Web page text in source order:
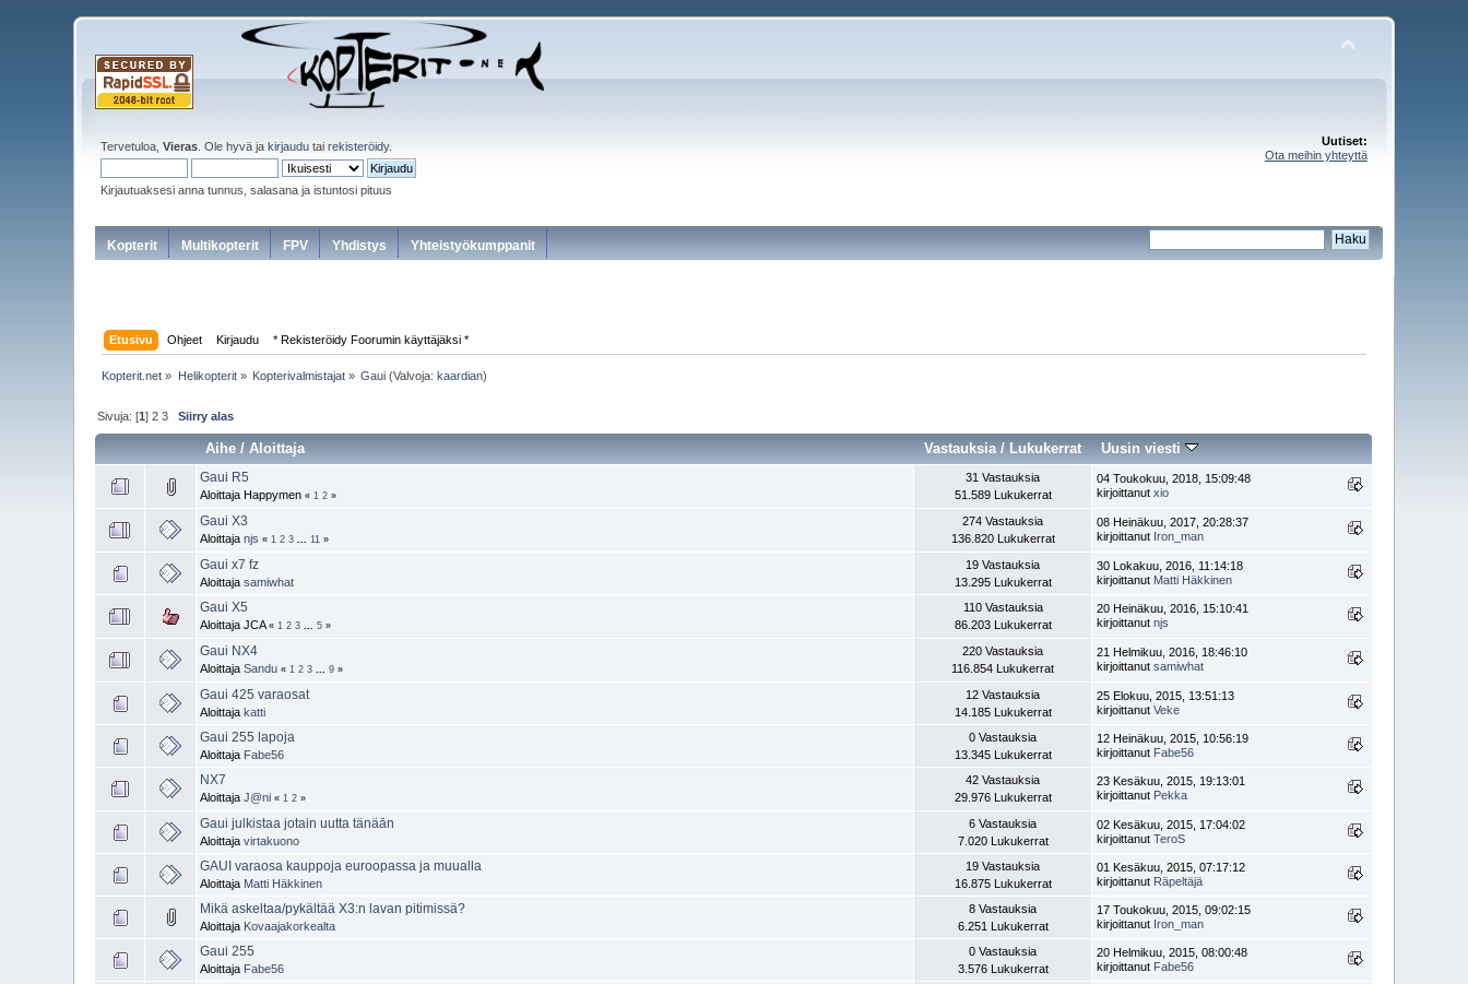
Tervetuloa,Vieras . Ole hyvä jakirjaudu tairekisteröidy.
Kirjautuaksesi anna tunnus, salasana ja istuntosi pituus
Uutiset:
Ota meihin yhteyttä
Kopterit Multikopterit FPV Yhdistys Yhteistyökumppanit
Etusivu Ohjeet Kirjaudu * Rekisteröidy Foorumin käyttäjäksi *
Kopterit.net » Helikopterit» Kopterivalmistajat » Gaui (Valvoja:kaardian)
Sivuja: [1]2 3 Siirry alas
Aihe /Aloittaja Vastauksia/ Lukukerrat Uusin viesti
Gaui R5
Aloittaja Happymen« 1 2 »
31 Vastauksia
51.589 Lukukerrat
04 Toukokuu, 2018, 15:09:48
kirjoittanutxio
Gaui X3
Aloittajanjs « 1 2 3 11 »
274 Vastauksia
136.820 Lukukerrat
08 Heinäkuu, 2017, 20:28:37
kirjoittanut Iron_man
Gaui x7 fz
Aloittajasamiwhat
19 Vastauksia
13.295 Lukukerrat
30 Lokakuu, 2016, 11:14:18
kirjoittanut Matti Häkkinen
Gaui X5
Aloittaja JCA« 1 2 3 ...5 »
110 Vastauksia
86.203 Lukukerrat
20 Heinäkuu, 2016, 15:10:41
kirjoittanutnjs
Gaui NX4
AloittajaSandu « 1 2 3 ...9 »
220 Vastauksia
116.854 Lukukerrat
21 Helmikuu, 2016, 18:46:10
kirjoittanutsamiwhat
Gaui 425 varaosat
Aloittajakatti
12 Vastauksia
14.185 Lukukerrat
25 Elokuu, 2015, 13:51:13
kirjoittanutVeke
Gaui 255 lapoja
Aloittaja Fabe56
0 Vastauksia
13.345 Lukukerrat
12 Heinäkuu, 2015, 10:56:19
kirjoittanut Fabe56
NX7
AloittajaJ@ni « 1 2 »
42 Vastauksia
29.976 Lukukerrat
23 Kesäkuu, 2015, 19:13:01
kirjoittanut Pekka
Gaui julkistaa jotain uutta tänäān
Aloittajavirtakuono
6 Vastauksia
7.020 Lukukerrat
02 Kesäkuu, 2015, 17:04:02
kirjoittanutTeroS
GAUI varaosa kauppoja euroopassa ja muualla
Aloittaja Matti Häkkinen
19 Vastauksia
16.875 Lukukerrat
01 Kesäkuu, 2015, 07:17:12
kirjoittanut Räpeltäjä
Mikä askeltaa/pykältää X3:n lavan pitimissä?
Aloittaja Kovaajakorkealta
8 Vastauksia
6.251 Lukukerrat
17 Toukokuu, 2015, 09:02:15
kirjoittanut Iron_man
Gaui 255
Aloittaja Fabe56
0 Vastauksia
3.576 Lukukerrat
20 Helmikuu, 2015, 08:00:48
kirjoittanut Fabe56